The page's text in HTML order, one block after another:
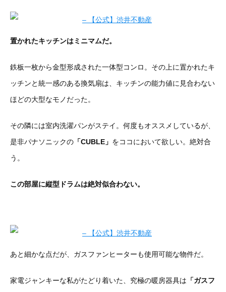
置かれたキッチンはミニマムだ。
鉄板一枚から金型形成された一体型コンロ。その上に置かれたキ
ッチンと統一感のある換気扇は、キッチンの能力値に見合わない
ほどの大型なモノだった。
その隣には室内洗濯パンがステイ。何度もオススメしているが、
是非パナソニックの 「CUBLE」 をココにおいて欲しい。絶対合
う。
この部屋に縦型ドラムは絶対似合わない。
あと細かな点だが、ガスファンヒーターも使用可能な物件だ。
家電ジャンキーな私がたどり着いた、究極の暖房器具は 「ガスフ